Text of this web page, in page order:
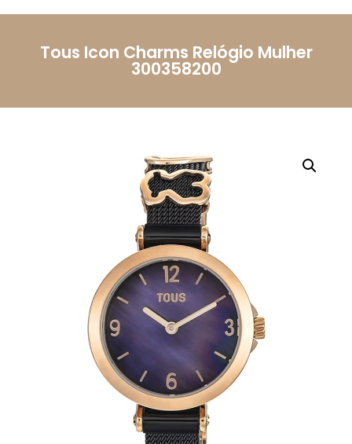
Tous Icon Charms Relógio Mulher
300358200
Política de Privacidade.
Autorizo o
uso dos meus dados pessoais conforme
Enviar